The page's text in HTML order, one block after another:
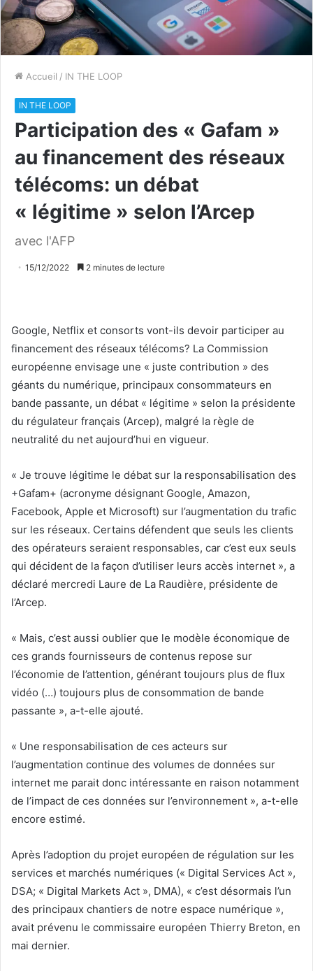
Accueil / IN THE LOOP
IN THE LOOP
Participation des « Gafam »
au financement des réseaux
télécoms: un débat
« légitime » selon l’Arcep
avec l'AFP
15/12/2022 2 minutes de lecture
Google, Netflix et consorts vont-ils devoir participer au
financement des réseaux télécoms? La Commission
européenne envisage une « juste contribution » des
géants du numérique, principaux consommateurs en
bande passante, un débat « légitime » selon la présidente
du régulateur français (Arcep), malgré la règle de
neutralité du net aujourd’hui en vigueur.
« Je trouve légitime le débat sur la responsabilisation des
+Gafam+ (acronyme désignant Google, Amazon,
Facebook, Apple et Microsoft) sur l’augmentation du trafic
sur les réseaux. Certains défendent que seuls les clients
des opérateurs seraient responsables, car c’est eux seuls
qui décident de la façon d’utiliser leurs accès internet », a
déclaré mercredi Laure de La Raudière, présidente de
l’Arcep.
« Mais, c’est aussi oublier que le modèle économique de
ces grands fournisseurs de contenus repose sur
l’économie de l’attention, générant toujours plus de flux
vidéo (…) toujours plus de consommation de bande
passante », a-t-elle ajouté.
« Une responsabilisation de ces acteurs sur
l’augmentation continue des volumes de données sur
internet me parait donc intéressante en raison notamment
de l’impact de ces données sur l’environnement », a-t-elle
encore estimé.
Après l’adoption du projet européen de régulation sur les
services et marchés numériques (« Digital Services Act »,
DSA; « Digital Markets Act », DMA), « c’est désormais l’un
des principaux chantiers de notre espace numérique »,
avait prévenu le commissaire européen Thierry Breton, en
mai dernier.